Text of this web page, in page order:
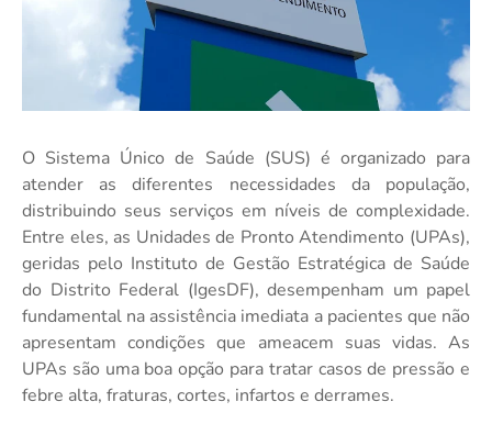
O Sistema Único de Saúde (SUS) é organizado para
atender as diferentes necessidades da população,
distribuindo seus serviços em níveis de complexidade.
Entre eles, as Unidades de Pronto Atendimento (UPAs),
geridas pelo Instituto de Gestão Estratégica de Saúde
do Distrito Federal (IgesDF), desempenham um papel
fundamental na assistência imediata a pacientes que não
apresentam condições que ameacem suas vidas. As
UPAs são uma boa opção para tratar casos de pressão e
febre alta, fraturas, cortes, infartos e derrames.